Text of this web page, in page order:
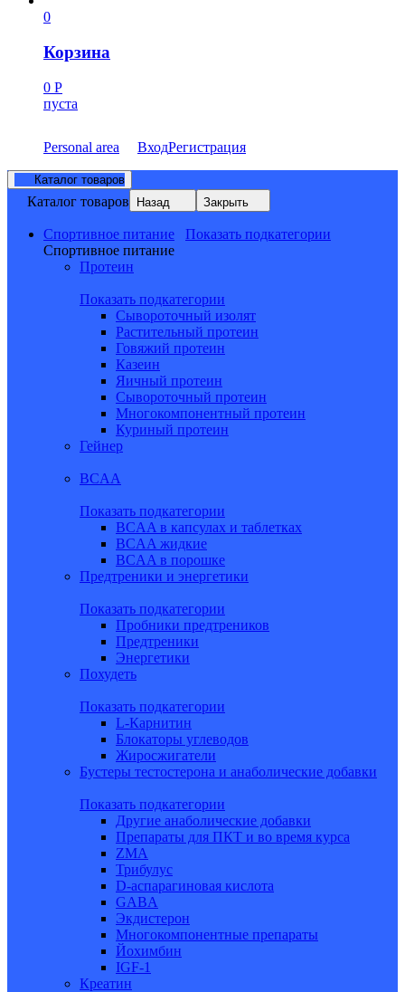
0
Корзина
0 Р
пуста
Personal area ВходРегистрация
Каталог товаров
Каталог товаров Назад Закрыть
Спортивное питание
Показать подкатегории
Спортивное питание
Протеин
Показать подкатегории
Сывороточный изолят
Растительный протеин
Говяжий протеин
Казеин
Яичный протеин
Сывороточный протеин
Многокомпонентный протеин
Куриный протеин
Гейнер
BCAA
Показать подкатегории
BCAA в капсулах и таблетках
BCAA жидкие
BCAA в порошке
Предтреники и энергетики
Показать подкатегории
Пробники предтреников
Предтреники
Энергетики
Похудеть
Показать подкатегории
L-Карнитин
Блокаторы углеводов
Жиросжигатели
Бустеры тестостерона и анаболические добавки
Показать подкатегории
Другие анаболические добавки
Препараты для ПКТ и во время курса
ZMA
Трибулус
D-аспарагиновая кислота
GABA
Экдистерон
Многокомпонентные препараты
Йохимбин
IGF-1
Креатин